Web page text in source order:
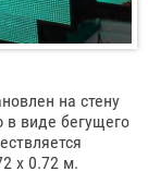
на стену
виде бегущего
х 0.72 м.